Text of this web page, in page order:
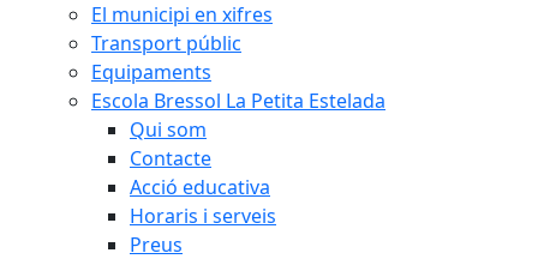
El municipi en xifres
Transport públic
Equipaments
Escola Bressol La Petita Estelada
Qui som
Contacte
Acció educativa
Horaris i serveis
Preus